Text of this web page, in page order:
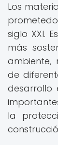
Los
siglo XXI.
más
ambiente,
de
desarrollo
la